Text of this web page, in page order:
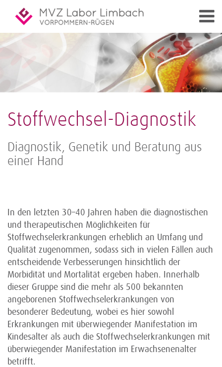
Stoffwechsel-Diagnostik
Diagnostik, Genetik und Beratung aus
einer Hand
In den letzten 30–40 Jahren haben die diagnostischen
und therapeutischen Möglichkeiten für
Stoffwechselerkrankungen erheblich an Umfang und
Qualität zugenommen, sodass sich in vielen Fällen auch
entscheidende Verbesserungen hinsichtlich der
Morbidität und Mortalität ergeben haben. Innerhalb
dieser Gruppe sind die mehr als 500 bekannten
angeborenen Stoffwechselerkrankungen von
besonderer Bedeutung, wobei es hier sowohl
Erkrankungen mit überwiegender Manifestation im
Kindesalter als auch die Stoffwechselerkrankungen mit
überwiegender Manifestation im Erwachsenenalter
betrifft.